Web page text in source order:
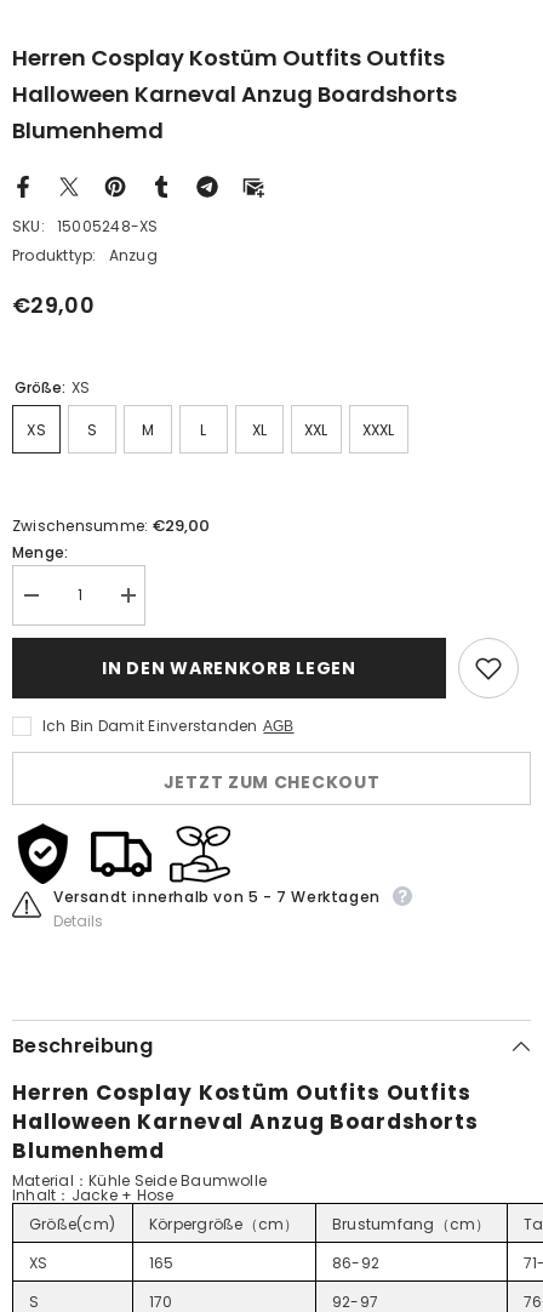
Herren Cosplay Kostüm Outfits Outfits
Halloween Karneval Anzug Boardshorts
Blumenhemd
SKU:
15005248-XS
Produkttyp:
Anzug
€29,00
Größe: XS
XS S M L XL XXL XXXL
Zwischensumme: €29,00
Menge:
verringern
für
Kostüm
Outfits
Outfits
Halloween
Boardshorts
Blumenhemd
Menge
erhöhen
für
Herren
Cosplay
Kostüm
Outfits
Halloween
Anzug
Boardshorts
Blumenhemd
IN DEN WARENKORB LEGEN
Ich Bin Damit Einverstanden AGB
JETZT ZUM CHECKOUT
Versandt innerhalb von 5 - 7 Werktagen
Details
Beschreibung
Herren Cosplay Kostüm Outfits Outfits
Halloween Karneval Anzug Boardshorts
Blumenhemd
Material：Kühle Seide Baumwolle
Inhalt ： Jacke + Hose
Größe(cm)
Körpergröße（cm） Brustumfang（cm）
XS
165 86-92
S
170 92-97